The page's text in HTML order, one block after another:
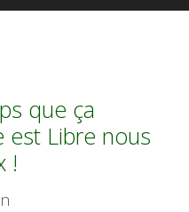
que ça
est Libre nous
!